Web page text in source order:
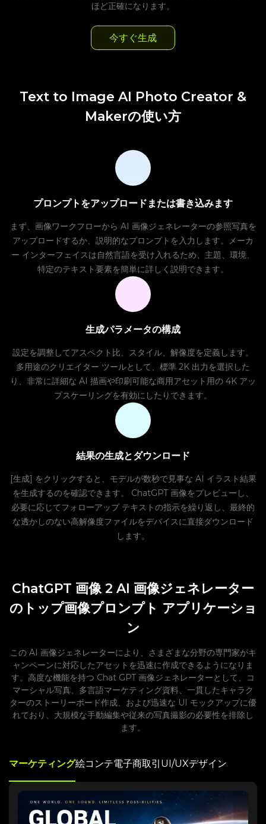
ほど正確になります。
今すぐ生成
Text to Image AI Photo Creator &
Makerの使い方
プロンプトをアップロードまたは書き込みます
まず、画像ワークフローから AI 画像ジェネレーターの参照写真を
アップロードするか、説明的なプロンプトを入力します。メーカ
ー インターフェイスは自然言語を受け入れるため、主題、環境、
特定のテキスト要素を簡単に詳しく説明できます。
生成パラメータの構成
設定を調整してアスペクト比、スタイル、解像度を定義します。
多用途のクリエイター ツールとして、標準 2K 出力を選択した
り、非常に詳細な AI 描画や印刷可能な商用アセット用の 4K アッ
プスケーリングを有効にしたりできます。
結果の生成とダウンロード
[生成] をクリックすると、モデルが数秒で見事な AI イラスト結果
を生成するのを確認できます。 ChatGPT 画像をプレビューし、
必要に応じてフォローアップ テキストの指示を繰り返し、最終的
な透かしのない高解像度ファイルをデバイスに直接ダウンロード
します。
ChatGPT 画像 2 AI 画像ジェネレーター
のトップ画像プロンプト アプリケーショ
ン
この AI 画像ジェネレーターにより、さまざまな分野の専門家がキ
ャンペーンに対応したアセットを迅速に作成できるようになりま
す。高度な機能を持つ Chat GPT 画像ジェネレーターとして、コ
マーシャル写真、多言語マーケティング資料、一貫したキャラク
ターのストーリーボード作成、および迅速な UI モックアップに優
れており、大規模な手動編集や従来の写真撮影の必要性を排除し
ます。
マーケティング絵コンテ電子商取引 UI/UXデザイン